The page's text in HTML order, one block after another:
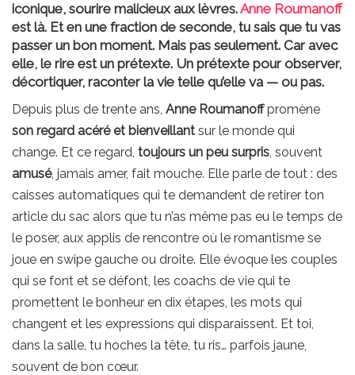
iconique, sourire malicieux aux lèvres.Anne Roumanoff
est là. Et en une fraction de seconde, tu sais que tu vas
passer un bon moment. Mais pas seulement. Car avec
elle, le rire est un prétexte. Un prétexte pour observer,
décortiquer, raconter la vie telle qu’elle va — ou pas.
Depuis plus de trente ans, Anne Roumanoffpromène
son regard acéré et bienveillant sur le monde qui
change. Et ce regard, toujours un peu surpris, souvent
amusé, jamais amer, fait mouche. Elle parle de tout : des
caisses automatiques qui te demandent de retirer ton
article du sac alors que tu n’as même pas eu le temps de
le poser, aux applis de rencontre où le romantisme se
joue en swipe gauche ou droite. Elle évoque les couples
qui se font et se défont, les coachs de vie qui te
promettent le bonheur en dix étapes, les mots qui
changent et les expressions qui disparaissent. Et toi,
dans la salle, tu hoches la tête, tu ris… parfois jaune,
souvent de bon cœur.